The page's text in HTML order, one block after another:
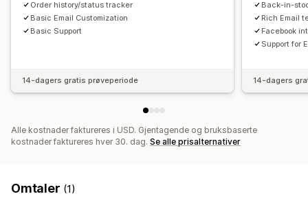
Order history/status tracker
Basic Email Customization
Basic Support
14-dagers gratis prøveperiode
Back-in-
Rich Email
Facebook
Support for
14-dagers
Alle kostnader faktureres i USD. Gjentagende og bruksbaserte
kostnader faktureres hver 30. dag. Se alle prisalternativer
Omtaler (1)